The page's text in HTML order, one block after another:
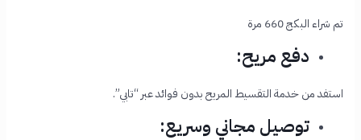
تم شراء البكج 660 مرة
دفع مريح:
استفد من خدمة التقسيط المريح بدون فوائد عبر “تابي”.
توصيل مجاني وسريع: